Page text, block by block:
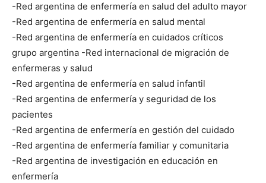
-Red argentina de enfermería en salud del adulto mayor
-Red argentina de enfermería en salud mental
-Red argentina de enfermería en cuidados críticos
grupo argentina -Red internacional de migración de
enfermeras y salud
-Red argentina de enfermería en salud infantil
-Red argentina de enfermería y seguridad de los
pacientes
-Red argentina de enfermería en gestión del cuidado
-Red argentina de enfermería familiar y comunitaria
-Red argentina de investigación en educación en
enfermería